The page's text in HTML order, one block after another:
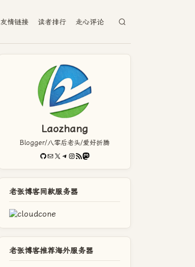
友情链接 读者排行 走心评论
Laozhang
Blogger/八零后老头/爱好折腾
GitHub
电子邮件X Telegram
Instagram
RSS FeedMastodon
老张博客同款服务器
老张博客推荐海外服务器